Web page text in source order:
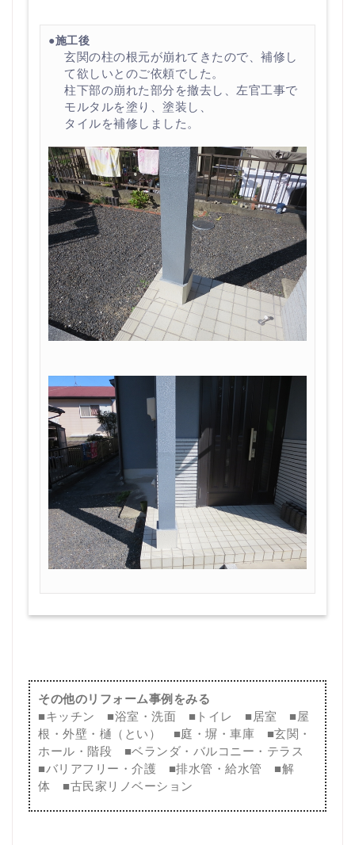
●施工後
玄関の柱の根元が崩れてきたので、補修し
て欲しいとのご依頼でした。
柱下部の崩れた部分を撤去し、左官工事で
モルタルを塗り、塗装し、
タイルを補修しました。
その他のリフォーム事例をみる
■キッチン ■浴室・洗面 ■ トイレ ■ 居室 ■屋
根・外壁・樋（とい）
■庭・塀・車庫 ■玄関・
ホール・階段 ■ベランダ・バルコニー・テラス
■バリアフリー・介護 ■排水管・給水管 ■解
体 ■古民家リノベーション